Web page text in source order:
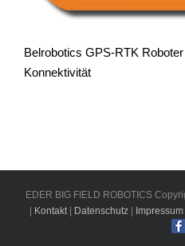
Belrobotics GPS-RTK
Konnektivität
EDER BIG FIELD ROBOTICS
Kontakt| Datenschutz Impressum